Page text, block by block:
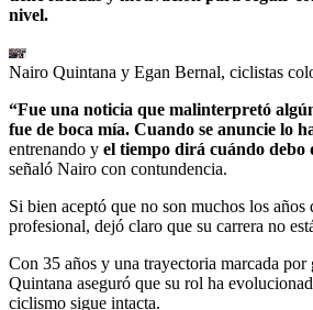
nivel.
Nairo Quintana y Egan Bernal, ciclistas
“Fue una noticia que malinterpretó
fue de boca mía. Cuando se anuncie lo
entrenando y el tiempo dirá cuándo debo
señaló Nairo con contundencia.
Si bien aceptó que no son muchos los años
profesional, dejó claro que su carrera no
Con 35 años y una trayectoria marcada por
Quintana aseguró que su rol ha
ciclismo sigue intacta.